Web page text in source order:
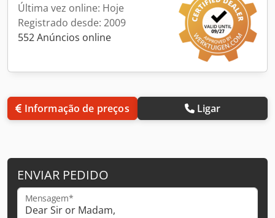
Última vez online: Hoje
Registrado desde: 2009
552 Anúncios online
Informação de preços Ligar
ENVIAR PEDIDO
Mensagem*